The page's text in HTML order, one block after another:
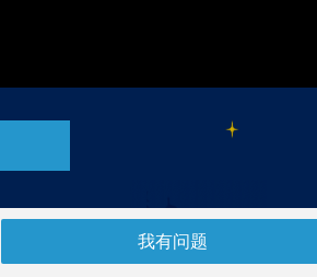
我有问题